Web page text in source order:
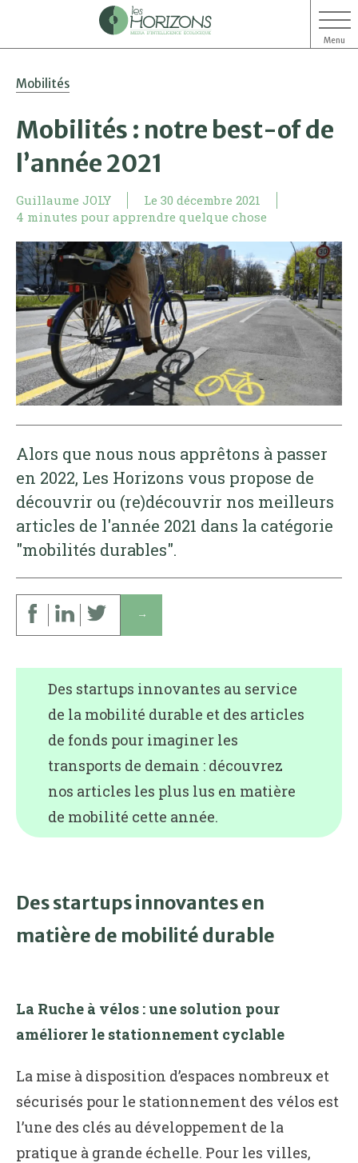
Menu
Mobilités
Mobilités : notre best-of de
l’année 2021
Guillaume JOLY Le 30 décembre 2021
4 minutes pour apprendre quelque chose
Alors que nous nous apprêtons à passer
en 2022, Les Horizons vous propose de
découvrir ou (re)découvrir nos meilleurs
articles de l'année 2021 dans la catégorie
"mobilités durables".
↓
Des startups innovantes au service
de la mobilité durable et des articles
de fonds pour imaginer les
transports de demain : découvrez
nos articles les plus lus en matière
de mobilité cette année.
Des startups innovantes en
matière de mobilité durable
La Ruche à vélos : une solution pour
améliorer le stationnement cyclable
La mise à disposition d’espaces nombreux et
sécurisés pour le stationnement des vélos est
l’une des clés au développement de la
pratique à grande échelle. Pour les villes,